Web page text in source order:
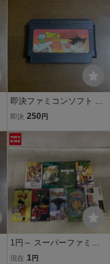
即決ファミコンソフト ド
ラゴンボール3悟空伝
即決 250 円
1円～ スーパーファミコ
ン ドラゴンボールZ 超武
現在 1円